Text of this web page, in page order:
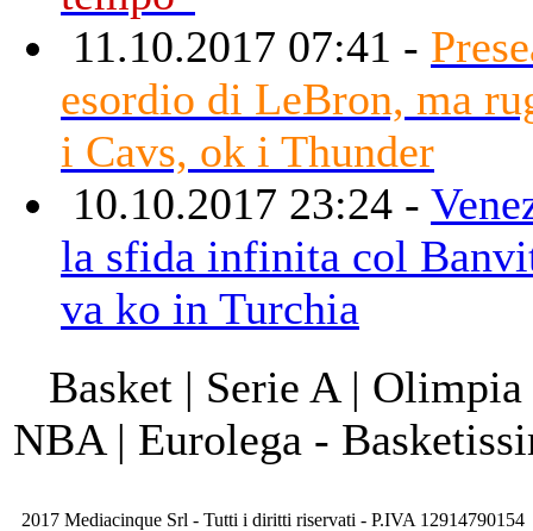
11.10.2017 07:41 -
esordio di LeBron, ma
i Cavs, ok i Thunder
10.10.2017 23:24 -
la sfida infinita col
va ko in Turchia
Basket | Serie A |
NBA | Eurolega -
2017 Mediacinque Srl - Tutti i diritti riservati - P.IVA 12914790154